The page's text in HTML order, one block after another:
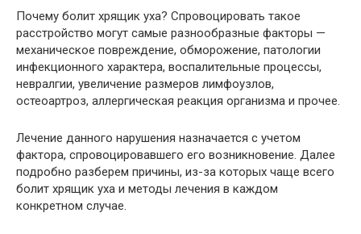
Почему болит хрящик уха? Спровоцировать такое
расстройство могут самые разнообразные факторы —
механическое повреждение, обморожение, патологии
инфекционного характера, воспалительные процессы,
невралгии, увеличение размеров лимфоузлов,
остеоартроз, аллергическая реакция организма и прочее.
Лечение данного нарушения назначается с учетом
фактора, спровоцировавшего его возникновение. Далее
подробно разберем причины, из-за которых чаще всего
болит хрящик уха и методы лечения в каждом
конкретном случае.